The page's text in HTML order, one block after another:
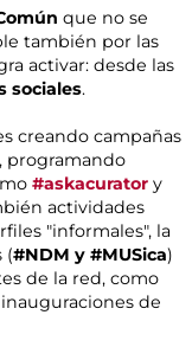
que no se
también por las
activar: desde las
sociales.
creando campañas
programando
#askacurator y
actividades
"informales", la
(#NDM y #MUSica)
de la red, como
de